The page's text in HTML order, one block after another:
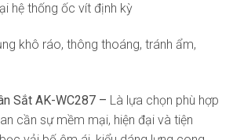
hệ thống ốc vít định kỳ
khô ráo, thông thoáng, tránh ẩm,
Sắt AK-WC287 – Là lựa chọn phù hợp
cần sự mềm mại, hiện đại và tiện